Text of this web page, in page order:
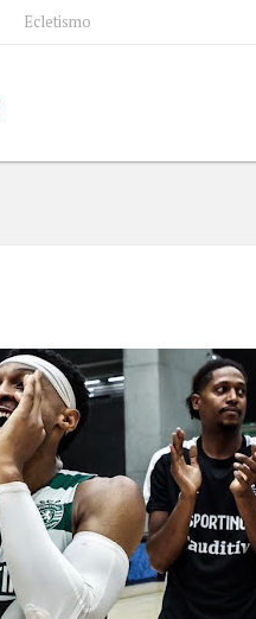
Ecletismo